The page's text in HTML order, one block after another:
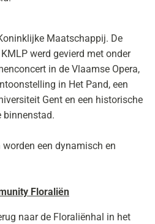
Maatschappij. De
werd gevierd met onder
in de Vlaamse Opera,
in Het Pand, een
Gent en een historische
binnenstad.
worden een dynamisch en
Floraliën
naar de Floraliënhal in het